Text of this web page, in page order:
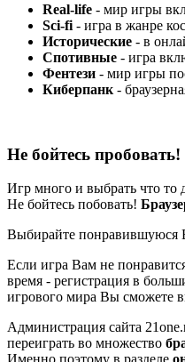
Real-life - мир игры
Sci-fi - игра в жанре
Исторические - в
Спотивные - игра
Фентези - мир игры
Киберпанк -
Не бойтесь пробовать!
Игр много и выбрать что то
Не бойтесь побовать!
Выбирайте понравившуюся
Если игра Вам не
время - регистрация в
игрового мира Вы сможете
Администрация сайта
переиграть во множество